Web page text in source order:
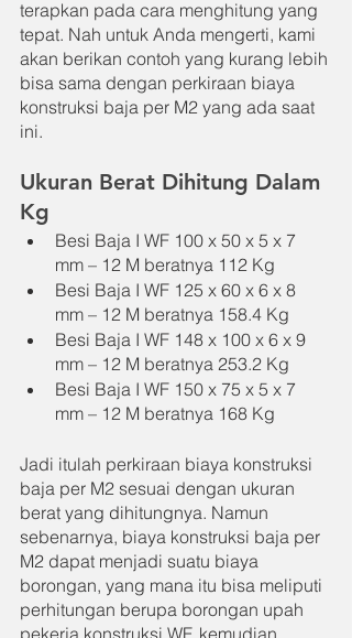
terapkan pada cara menghitung yang
tepat. Nah untuk Anda mengerti, kami
akan berikan contoh yang kurang lebih
bisa sama dengan perkiraan biaya
konstruksi baja per M2 yang ada saat
ini.
Ukuran Berat Dihitung Dalam
Kg
Besi Baja I WF 100 x 50 x 5 x 7
mm – 12 M beratnya 112 Kg
Besi Baja I WF 125 x 60 x 6 x 8
mm – 12 M beratnya 158.4 Kg
Besi Baja I WF 148 x 100 x 6 x 9
mm – 12 M beratnya 253.2 Kg
Besi Baja I WF 150 x 75 x 5 x 7
mm – 12 M beratnya 168 Kg
Jadi itulah perkiraan biaya konstruksi
baja per M2 sesuai dengan ukuran
berat yang dihitungnya. Namun
sebenarnya, biaya konstruksi baja per
M2 dapat menjadi suatu biaya
borongan, yang mana itu bisa meliputi
perhitungan berupa borongan upah
pekerja konstruksi WF, kemudian